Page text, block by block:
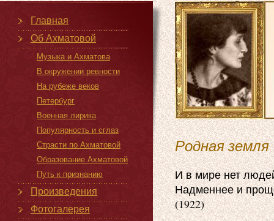
Главная
Об Ахматовой
Музыка и Ахматова
В окружении ревности
На рубеже веков
Петербург
Военная лирика
Популярность и сглаз
Страсти по Ахматовой
Образование Ахматовой
Путь к признанию
Произведения
Фотогалерея
Родная земля
И в мире нет
Надменнее и
(1922)